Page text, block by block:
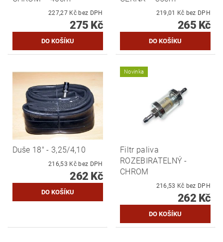
227,27 Kč bez DPH
275 Kč
219,01 Kč bez DPH
265 Kč
Duše 18" - 3,25/4,10
216,53 Kč bez DPH
262 Kč
Novinka
Filtr paliva
ROZEBIRATELNÝ -
CHROM
216,53 Kč bez DPH
262 Kč